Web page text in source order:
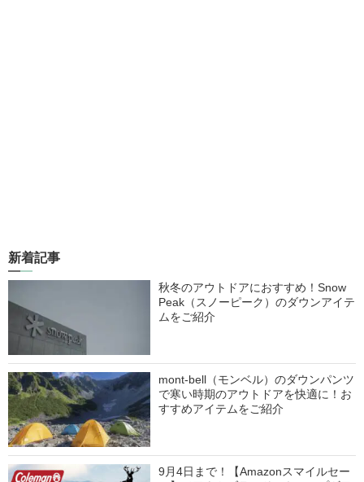
新着記事
秋冬のアウトドアにおすすめ！Snow
Peak（スノーピーク）のダウンアイテ
ムをご紹介
mont-bell（モンベル）のダウンパンツ
で寒い時期のアウトドアを快適に！お
すすめアイテムをご紹介
9月4日まで！【Amazonスマイルセー